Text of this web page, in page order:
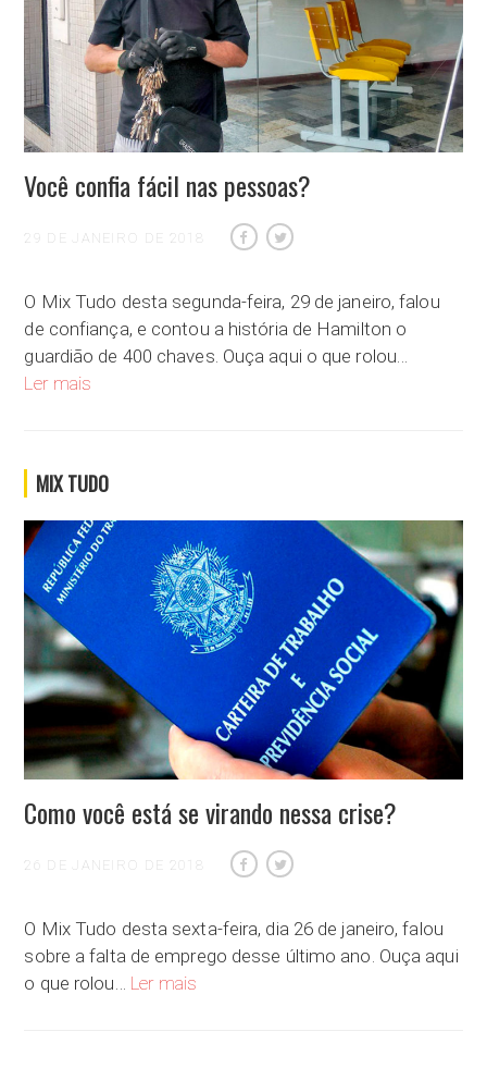
Você confia fácil nas pessoas?
29 DE JANEIRO DE 2018
O Mix Tudo desta segunda-feira, 29 de janeiro, falou
de confiança, e contou a história de Hamilton o
guardião de 400 chaves. Ouça aqui o que rolou…
Ler mais
MIX TUDO
Como você está se virando nessa crise?
26 DE JANEIRO DE 2018
O Mix Tudo desta sexta-feira, dia 26 de janeiro, falou
sobre a falta de emprego desse último ano. Ouça aqui
o que rolou… Ler mais